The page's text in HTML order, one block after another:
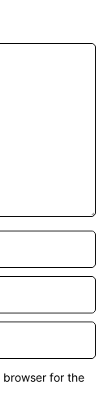
browser for the